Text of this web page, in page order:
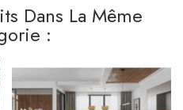
Dans La Même
: